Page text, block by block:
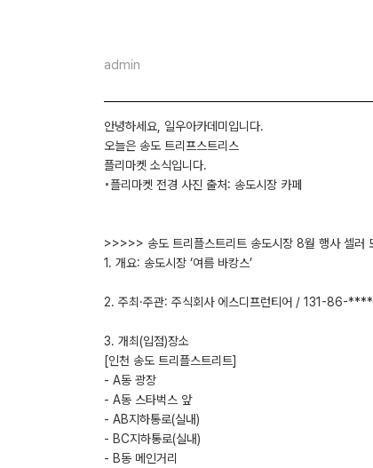
admin
안녕하세요, 일우아카데미입니다.
오늘은 송도 트리프스트리스
플리마켓 소식입니다.
◦플리마켓 전경 사진 출처: 송도시장 카페
>>>>> 송도 트리플스트리트 송도시장 8월 행사 셀
1. 개요: 송도시장 ‘여름 바캉스’
2. 주최·주관: 주식회사 에스디프런티어 / 131-86-****
3. 개최(입점)장소
[인천 송도 트리플스트리트]
- A동 광장
- A동 스타벅스 앞
- AB지하통로(실내)
- BC지하통로(실내)
- B동 메인거리